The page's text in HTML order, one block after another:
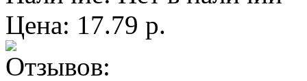
Цена: 17.79 р.